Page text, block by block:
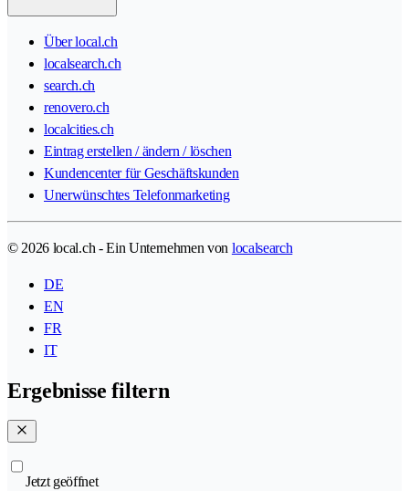
Über local.ch
localsearch.ch
search.ch
renovero.ch
localcities.ch
Eintrag erstellen / ändern / löschen
Kundencenter für Geschäftskunden
Unerwünschtes Telefonmarketing
© 2026 local.ch - Ein Unternehmen von localsearch
DE
EN
FR
IT
Ergebnisse filtern
Jetzt geöffnet